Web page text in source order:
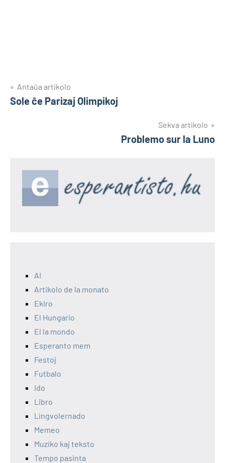
Navigado
tra
Antaŭa artikolo
Sole ĉe Parizaj Olimpikoj
Sekva artikolo
Problemo sur la Luno
AI
Artikolo de la monato
Ekiro
El Hungario
El la mondo
Esperanto mem
Festoj
Futbalo
Ido
Libro
Lingvolernado
Memeo
Muziko kaj teksto
Tempo pasinta